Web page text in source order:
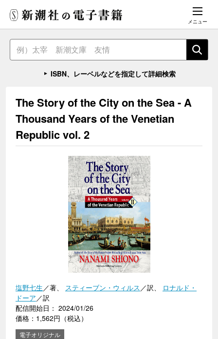
メニュー
ISBN、レーベルなどを指定して詳細検索
The Story of the City on the Sea - A
Thousand Years of the Venetian
Republic vol. 2
塩野七生／著、 スティーブン・ウィルス ／訳、 ロナルド・
ドーア／訳
配信開始日： 2024/01/26
価格：1,562円（税込）
電子オリジナル